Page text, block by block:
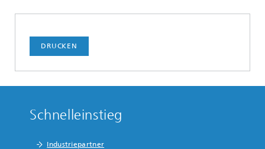
DRUCKEN
Schnelleinstieg
Industriepartner